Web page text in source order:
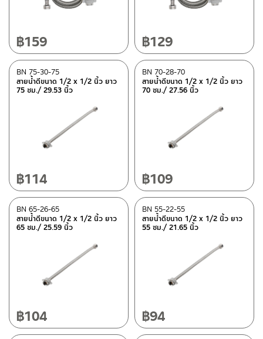
฿159 ฿129
สายน้ำดีขนาด 1/2 x 1/2 นิ้ว ยาว
75 ซม./ 29.53 นิ้ว
BN 75-30-75
฿114
สายน้ำดีขนาด 1/2 x 1/2 นิ้ว ยาว
70 ซม./ 27.56 นิ้ว
BN 70-28-70
฿109
สายน้ำดีขนาด 1/2 x 1/2 นิ้ว ยาว
65 ซม./ 25.59 นิ้ว
BN 65-26-65
฿104
สายน้ำดีขนาด 1/2 x 1/2 นิ้ว ยาว
55 ซม./ 21.65 นิ้ว
BN 55-22-55
฿94